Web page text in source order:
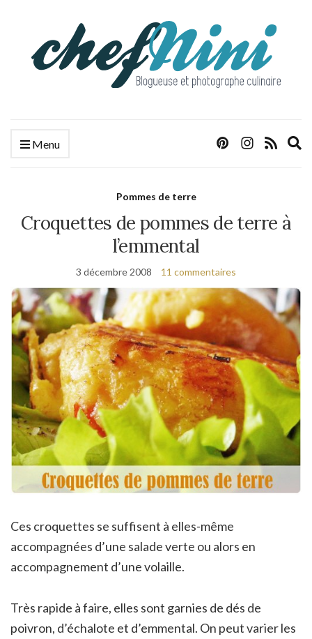
Menu
Pommes de terre
Croquettes de pommes de terre à
l’emmental
3 décembre 2008 11 commentaires
Ces croquettes se suffisent à elles-même
accompagnées d’une salade verte ou alors en
accompagnement d’une volaille.
Très rapide à faire, elles sont garnies de dés de
poivron, d’échalote et d’emmental. On peut varier les